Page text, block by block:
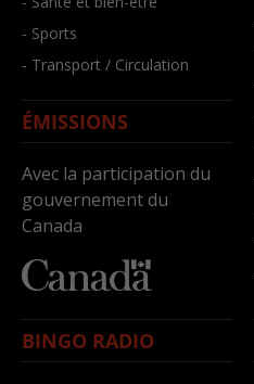
- Sports
- Transport / Circulation
ÉMISSIONS
Avec la participation du
gouvernement du
Canada
BINGO RADIO